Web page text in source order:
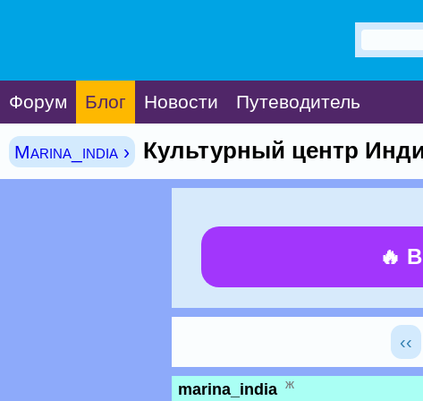
Форум Блог Новости Путеводитель
Marina_india › Культурный центр
🔥
‹‹
marina_india ж